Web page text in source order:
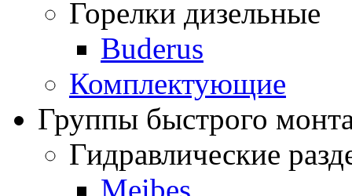
Горелки дизельные
Buderus
Комплектующие
Группы быстрого
Гидравлические
Meibes